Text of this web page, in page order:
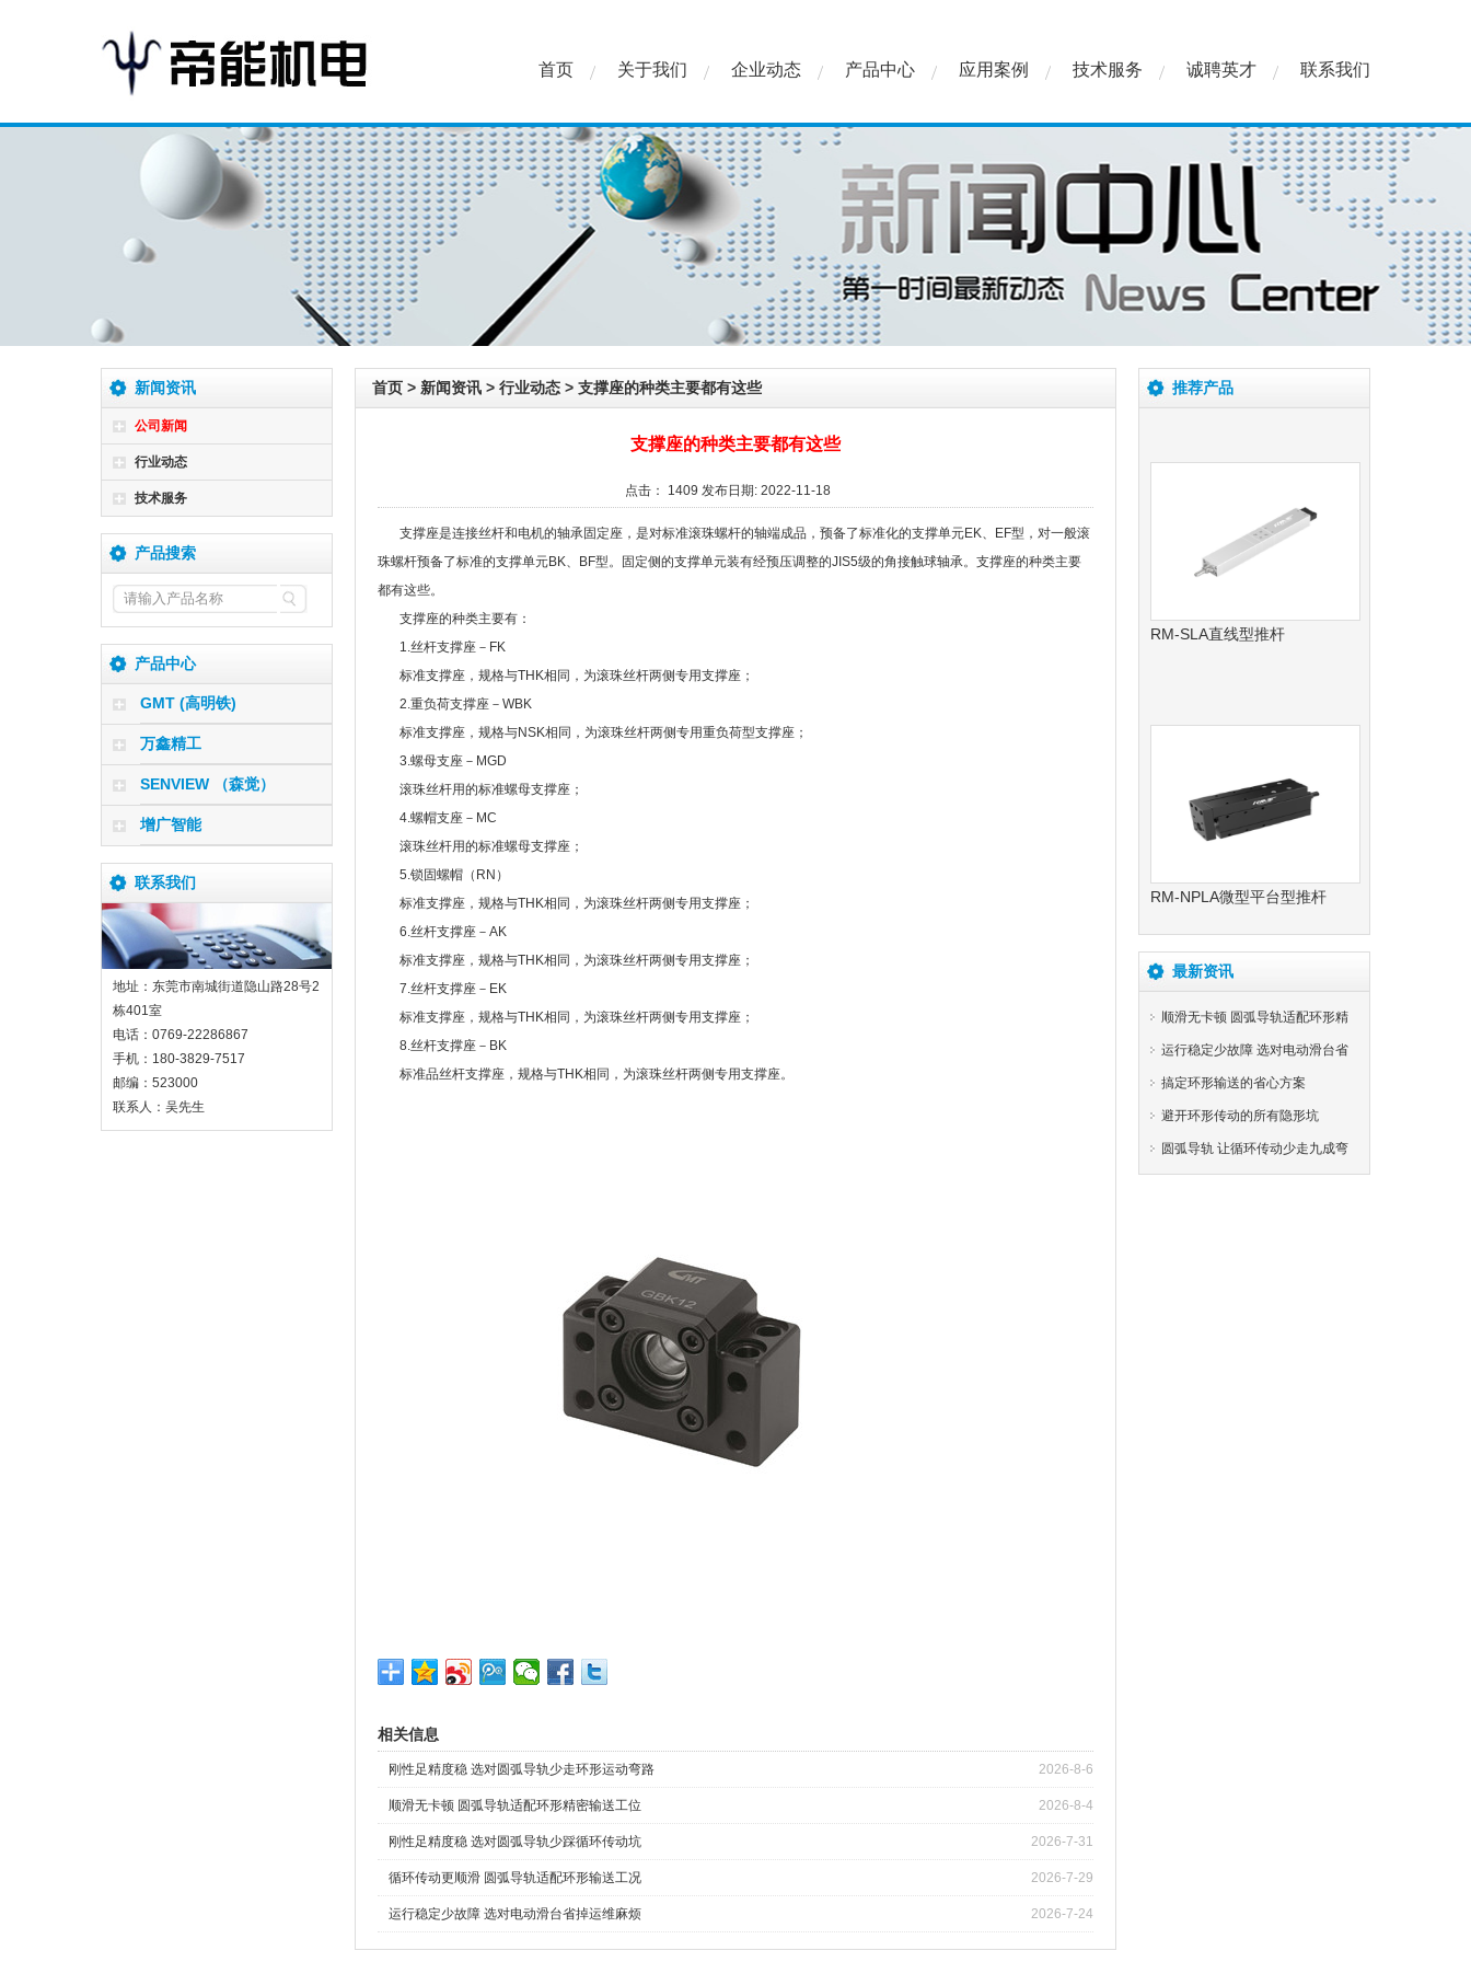
联系我们
诚聘英才
技术服务
应用案例
产品中心
企业动态
关于我们
首页
新闻资讯
公司新闻
行业动态
技术服务
产品搜索
产品中心
GMT (高明铁)
万鑫精工
SENVIEW （森觉）
增广智能
联系我们
地址：东莞市南城街道隐山路28号2
栋401室
电话：0769-22286867
手机：180-3829-7517
邮编：523000
联系人：吴先生
首页 > 新闻资讯 > 行业动态 > 支撑座的种类主要都有这些
支撑座的种类主要都有这些
点击： 1409 发布日期: 2022-11-18
支撑座是连接丝杆和电机的轴承固定座，是对标准滚珠螺杆的轴端成品，预备了标准化的支撑单元EK、EF型，对一般滚
珠螺杆预备了标准的支撑单元BK、BF型。固定侧的支撑单元装有经预压调整的JIS5级的角接触球轴承。支撑座的种类主要
都有这些。
支撑座的种类主要有：
1.丝杆支撑座－FK
标准支撑座，规格与THK相同，为滚珠丝杆两侧专用支撑座；
2.重负荷支撑座－WBK
标准支撑座，规格与NSK相同，为滚珠丝杆两侧专用重负荷型支撑座；
3.螺母支座－MGD
滚珠丝杆用的标准螺母支撑座；
4.螺帽支座－MC
滚珠丝杆用的标准螺母支撑座；
5.锁固螺帽（RN）
标准支撑座，规格与THK相同，为滚珠丝杆两侧专用支撑座；
6.丝杆支撑座－AK
标准支撑座，规格与THK相同，为滚珠丝杆两侧专用支撑座；
7.丝杆支撑座－EK
标准支撑座，规格与THK相同，为滚珠丝杆两侧专用支撑座；
8.丝杆支撑座－BK
标准品丝杆支撑座，规格与THK相同，为滚珠丝杆两侧专用支撑座。
相关信息
2026-8-6
刚性足精度稳 选对圆弧导轨少走环形运动弯路
2026-8-4
顺滑无卡顿 圆弧导轨适配环形精密输送工位
2026-7-31
刚性足精度稳 选对圆弧导轨少踩循环传动坑
2026-7-29
循环传动更顺滑 圆弧导轨适配环形输送工况
2026-7-24
运行稳定少故障 选对电动滑台省掉运维麻烦
推荐产品
RM-PLA直线平台型推杆
RM-MGBR-ITG一体式翻转式
夹爪
最新资讯
顺滑无卡顿 圆弧导轨适配环形精
密输送工位
运行稳定少故障 选对电动滑台省
掉运维麻烦
搞定环形输送的省心方案
避开环形传动的所有隐形坑
圆弧导轨 让循环传动少走九成弯